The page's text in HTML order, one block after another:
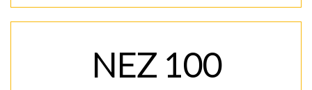
NEZ 100